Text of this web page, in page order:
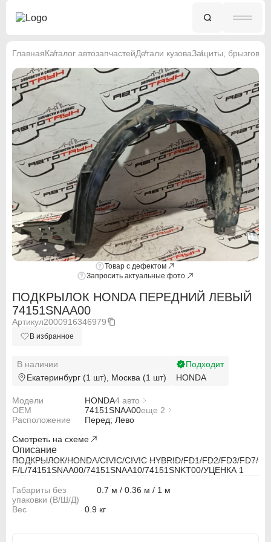
ГлавнаяКаталог автозапчастейДетали кузоваЗащиты,
Товар с дефектом
Запросить актуальные фото
ПОДКРЫЛОК HONDA ПЕРЕДНИЙ ЛЕВЫЙ
74151SNAA00
Артикул2000916346979
В избранное
В наличии
Екатеринбург (1 шт), Москва (1 шт)
Подходит
HONDA
Модели HONDA4 авто
HONDA CIVIC FD1
HONDA CIVIC FD2
HONDA CIVIC HYBRID FD3
OEM 74151SNAA00еще 2
74151SNAA10
Расположение
Перед; Лево
Смотреть на схеме
Описание
ПОДКРЫЛОК/HONDA/CIVIC/CIVIC HYBRID/FD1/FD2/FD3/FD7/
F/L/74151SNAA00/74151SNAA10/74151SNKT00/УЦЕНКА 1
Габариты без
упаковки (В/Ш/Д)
0.7 м / 0.36 м / 1 м
Вес
0.9 кг
ABARTH
ABARTH